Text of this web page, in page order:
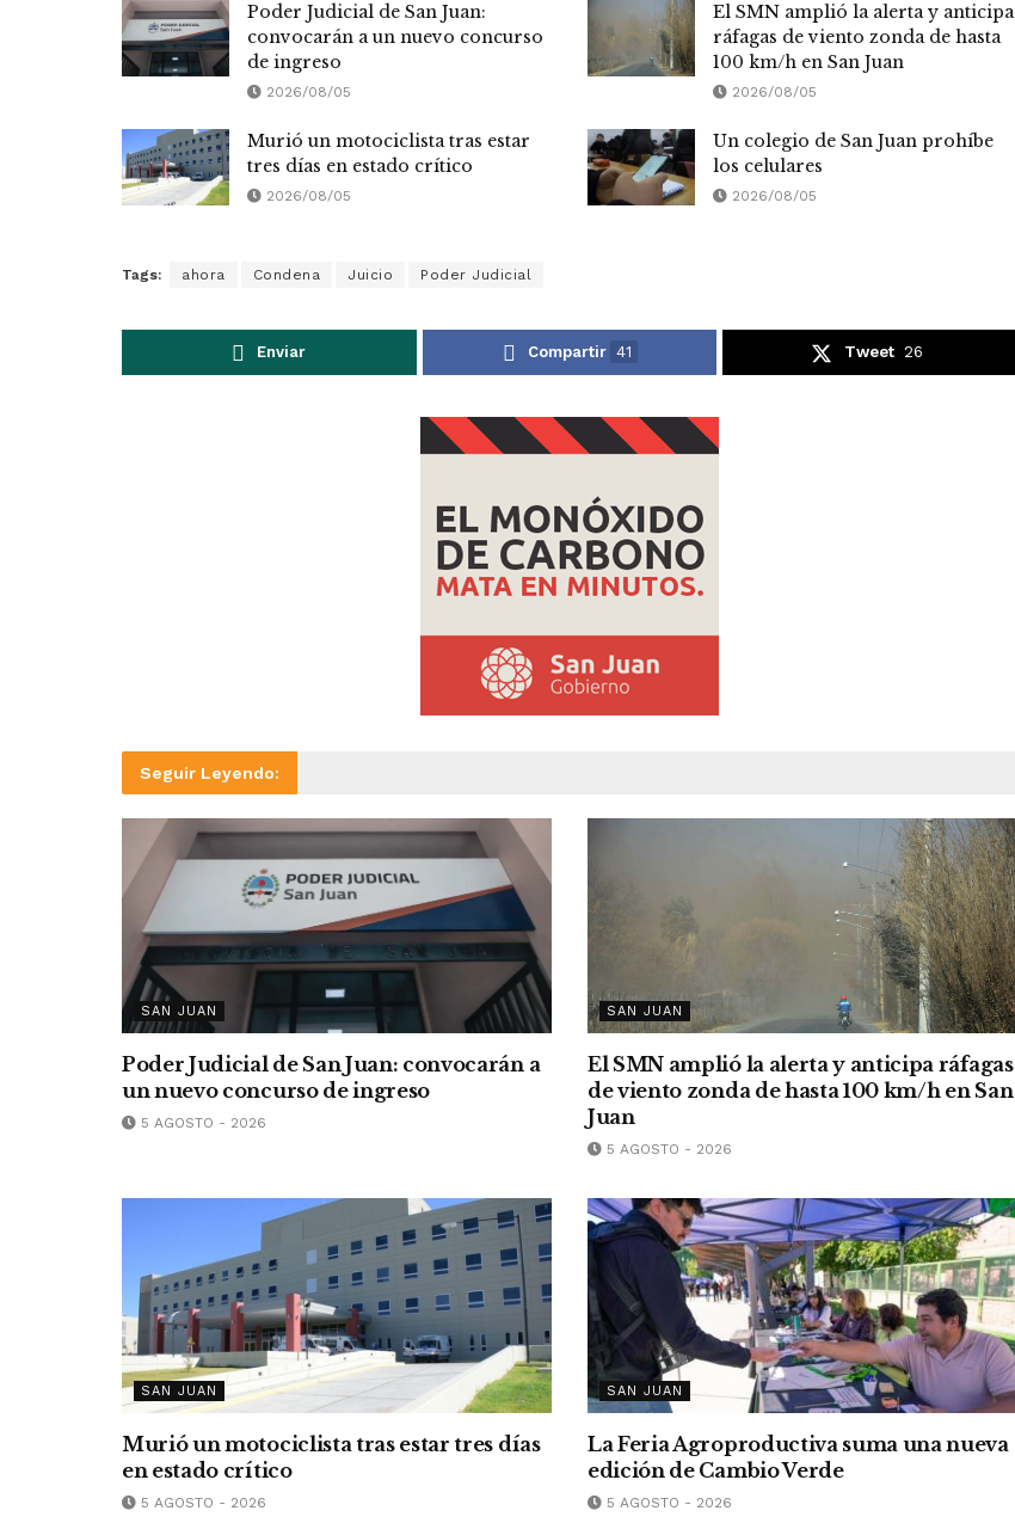
Poder Judicial de San Juan:
convocarán a un nuevo concurso
de ingreso
2026/08/05
El SMN amplió la alerta y anticipa
ráfagas de viento zonda de hasta
100 km/h en San Juan
2026/08/05
Murió un motociclista tras estar
tres días en estado crítico
2026/08/05
Un colegio de San Juan prohíbe
los celulares
2026/08/05
Tags: ahora Condena Juicio Poder Judicial
Enviar Compartir 41 Tweet 26
Seguir Leyendo:
SAN JUAN
Poder Judicial de San Juan: convocarán a
un nuevo concurso de ingreso
5 AGOSTO - 2026
SAN JUAN
El SMN amplió la alerta y anticipa ráfagas
de viento zonda de hasta 100 km/h en San
Juan
5 AGOSTO - 2026
SAN JUAN
Murió un motociclista tras estar tres días
en estado crítico
5 AGOSTO - 2026
SAN JUAN
La Feria Agroproductiva suma una nueva
edición de Cambio Verde
5 AGOSTO - 2026